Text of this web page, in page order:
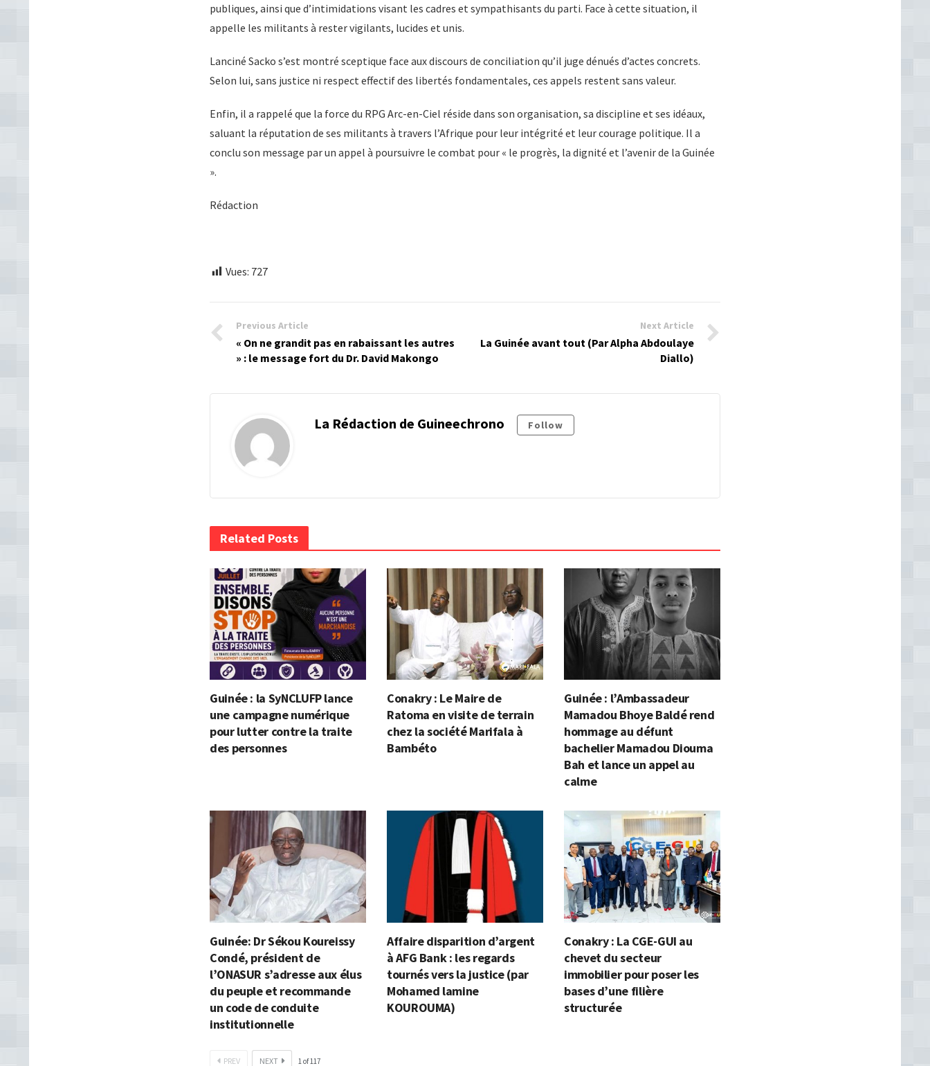
publiques, ainsi que d’intimidations visant les cadres et sympathisants du parti. Face à cette situation, il
appelle les militants à rester vigilants, lucides et unis.
Lanciné Sacko s’est montré sceptique face aux discours de conciliation qu’il juge dénués d’actes concrets.
Selon lui, sans justice ni respect effectif des libertés fondamentales, ces appels restent sans valeur.
Enfin, il a rappelé que la force du RPG Arc-en-Ciel réside dans son organisation, sa discipline et ses idéaux,
saluant la réputation de ses militants à travers l’Afrique pour leur intégrité et leur courage politique. Il a
conclu son message par un appel à poursuivre le combat pour « le progrès, la dignité et l’avenir de la Guinée
».
Rédaction
Vues: 727
Previous Article
« On ne grandit pas en rabaissant les autres
» : le message fort du Dr. David Makongo
Next Article
La Guinée avant tout (Par Alpha Abdoulaye
Diallo)
La Rédaction de Guineechrono Follow
Related Posts
Guinée : la SyNCLUFP lance
une campagne numérique
pour lutter contre la traite
des personnes
Conakry : Le Maire de
Ratoma en visite de terrain
chez la société Marifala à
Bambéto
Guinée : l’Ambassadeur
Mamadou Bhoye Baldé rend
hommage au défunt
bachelier Mamadou Diouma
Bah et lance un appel au
calme
Guinée: Dr Sékou Koureissy
Condé, président de
l’ONASUR s’adresse aux élus
du peuple et recommande
un code de conduite
institutionnelle
Affaire disparition d’argent
à AFG Bank : les regards
tournés vers la justice (par
Mohamed lamine
KOUROUMA)
Conakry : La CGE-GUI au
chevet du secteur
immobilier pour poser les
bases d’une filière
structurée
PREV NEXT 1of117